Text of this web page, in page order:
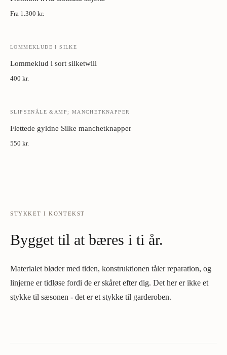
Fra 1.300 kr.
LOMMEKLUDE I SILKE
Lommeklud i sort silketwill
400 kr.
SLIPSENÅLE &AMP; MANCHETKNAPPER
Flettede gyldne Silke manchetknapper
550 kr.
STYKKET I KONTEKST
Bygget til at bæres i ti år.
Materialet bløder med tiden, konstruktionen tåler reparation, og
linjerne er tidløse fordi de er skåret efter dig. Det her er ikke et
stykke til sæsonen - det er et stykke til garderoben.